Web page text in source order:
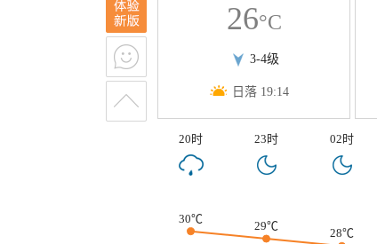
26°C
3-4级
日落 19:14
20时 23时 02时
30℃
29℃
28℃